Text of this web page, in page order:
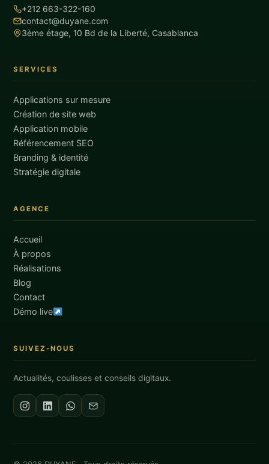
+212 663-322-160
contact@duyane.com
3ème étage, 10 Bd de la Liberté, Casablanca
SERVICES
Applications sur mesure
Création de site web
Application mobile
Référencement SEO
Branding & identité
Stratégie digitale
AGENCE
Accueil
À propos
Réalisations
Blog
Contact
Démo live
SUIVEZ-NOUS
Actualités, coulisses et conseils digitaux.